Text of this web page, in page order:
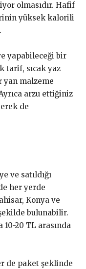
olmasıdır. Hafif
yüksek kalorili
yapabileceği bir
tarif, sıcak yaz
yan malzeme
arzu ettiğiniz
de
ve satıldığı
her yerde
Konya ve
bulunabilir.
20 TL arasında
de paket şeklinde